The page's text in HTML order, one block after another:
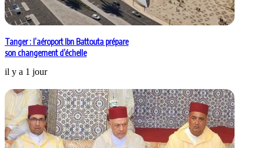
Tanger : l’aéroport Ibn Battouta prépare
son changement d’échelle
il y a 1 jour